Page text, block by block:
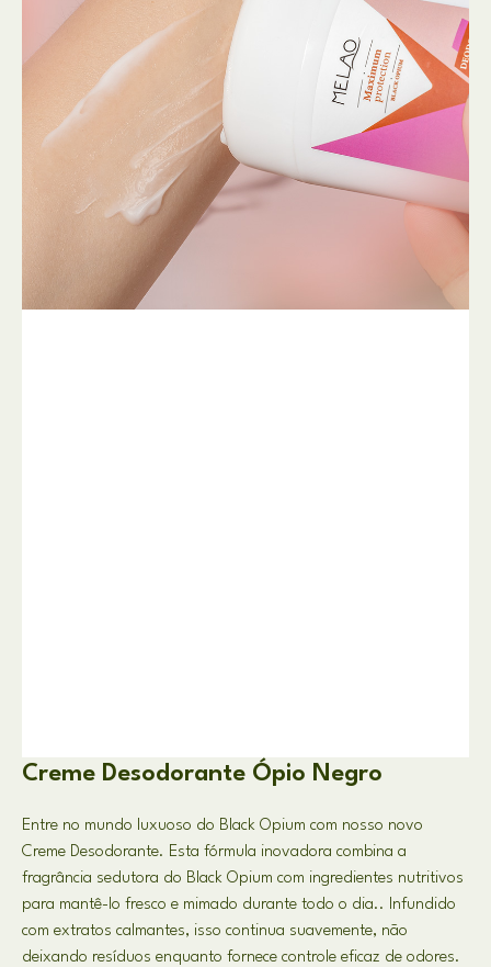
Creme Desodorante Ópio Negro
Entre no mundo luxuoso do Black Opium com nosso novo
Creme Desodorante. Esta fórmula inovadora combina a
fragrância sedutora do Black Opium com ingredientes nutritivos
para mantê-lo fresco e mimado durante todo o dia.. Infundido
com extratos calmantes, isso continua suavemente, não
deixando resíduos enquanto fornece controle eficaz de odores.